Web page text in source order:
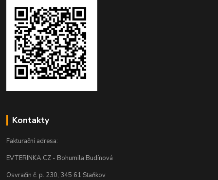
Kontakty
Fakturační adresa:
EVTERINKA.CZ - Bohumila Budínová
Osvračín č. p. 230, 345 61 Staňkov